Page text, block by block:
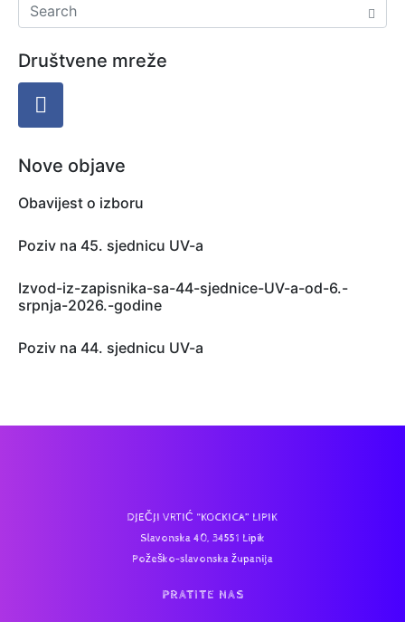
Društvene mreže
Nove objave
Obavijest o izboru
Poziv na 45. sjednicu UV-a
Izvod-iz-zapisnika-sa-44-sjednice-UV-a-od-6.-
srpnja-2026.-godine
Poziv na 44. sjednicu UV-a
DJEČJI VRTIĆ “KOCKICA” LIPIK
Slavonska 40, 34551 Lipik
Požeško-slavonska županija
PRATITE NAS